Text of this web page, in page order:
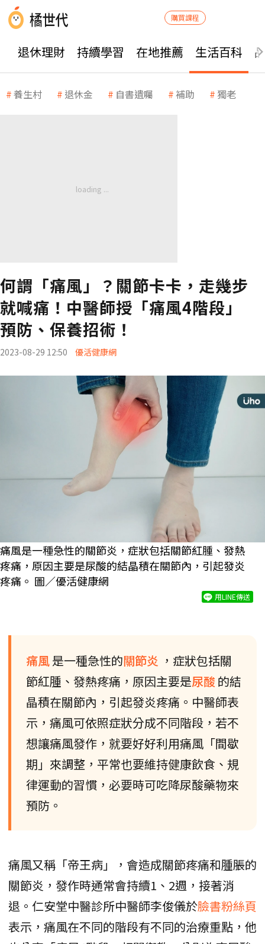
購買課程
退休理財 持續學習 在地推薦 生活百科
養生村 退休金 自書遺囑 補助 獨老
何謂「痛風」？關節卡卡，走幾步
就喊痛！中醫師授「痛風4階段」
預防、保養招術！
2023-08-29 12:50 優活健康網
痛風是一種急性的關節炎，症狀包括關節紅腫、發熱
疼痛，原因主要是尿酸的結晶積在關節內，引起發炎
疼痛。 圖／優活健康網
用LINE傳送
痛風是一種急性的關節炎 ，症狀包括關
節紅腫、發熱疼痛，原因主要是尿酸的結
晶積在關節內，引起發炎疼痛。中醫師表
示，痛風可依照症狀分成不同階段，若不
想讓痛風發作，就要好好利用痛風「間歇
期」來調整，平常也要維持健康飲食、規
律運動的習慣，必要時可吃降尿酸藥物來
預防。
痛風又稱「帝王病」，會造成關節疼痛和腫脹的
關節炎，發作時通常會持續1、2週，接著消
退。仁安堂中醫診所中醫師李俊儀於臉書粉絲頁
表示，痛風在不同的階段有不同的治療重點，他